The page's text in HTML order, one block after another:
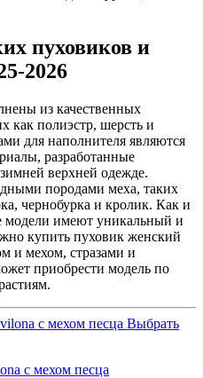
пуховиков и
2026
из качественных
как полиэстр, шерсть и
для наполнителя являются
разработанные
верхней одежде.
породами меха, таких
чернобурка и кролик. Как и
модели имеют уникальный и
купить пуховик женский
и мехом, стразами и
приобрести модель по
Выбрать
с мехом песца